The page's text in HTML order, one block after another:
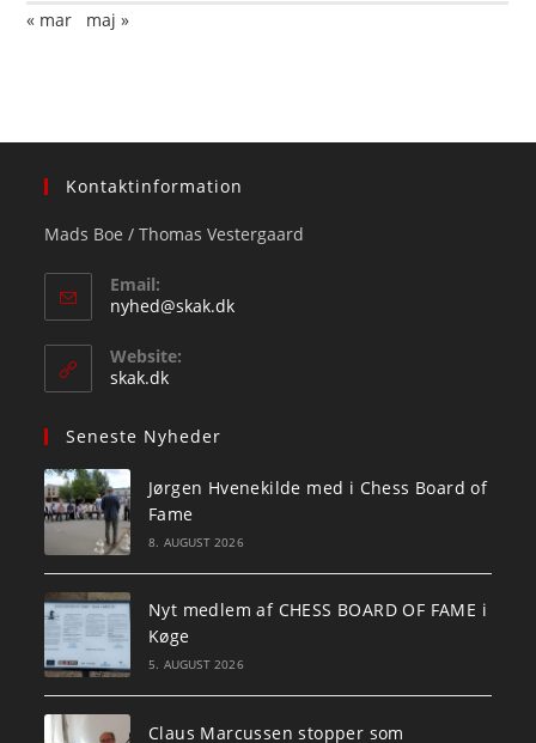
« mar maj »
Kontaktinformation
Mads Boe / Thomas Vestergaard
Email:
nyhed@skak.dkOpens
Website:
skak.dk
Seneste Nyheder
Jørgen Hvenekilde med i Chess Board of
Fame
8. AUGUST 2026
Nyt medlem af CHESS BOARD OF FAME i
Køge
5. AUGUST 2026
Claus Marcussen stopper som